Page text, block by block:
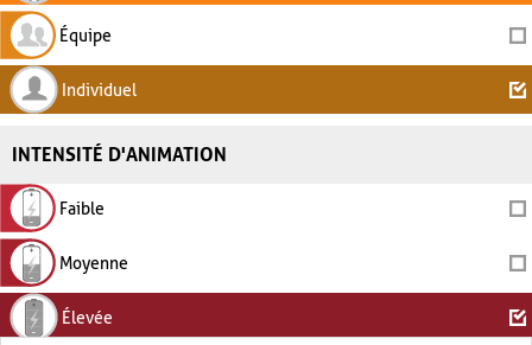
Équipe
Individuel
INTENSITÉ D'ANIMATION
Faible
Moyenne
Élevée